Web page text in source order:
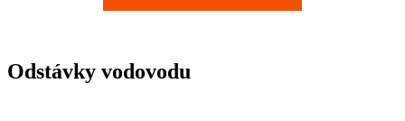
Odstávky vodovodu